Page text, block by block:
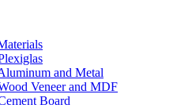
and Metal
Veneer and MDF
Board